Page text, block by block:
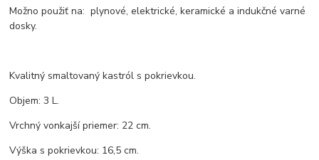
Možno použiť na: plynové, elektrické, keramické a indukčné varné
dosky.
Kvalitný smaltovaný kastról s pokrievkou.
Objem: 3 L.
Vrchný vonkajší priemer: 22 cm.
Výška s pokrievkou: 16,5 cm.